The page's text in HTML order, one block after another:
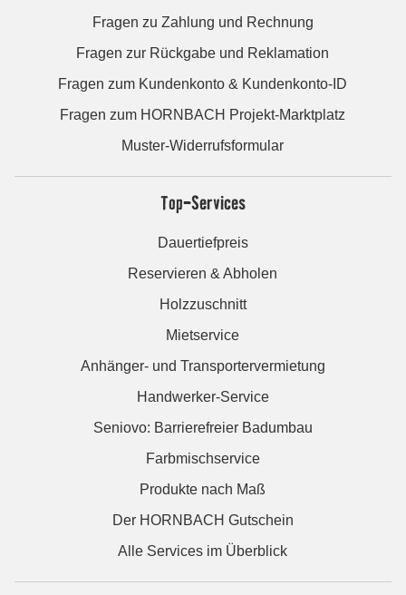
Fragen zu Zahlung und Rechnung
Fragen zur Rückgabe und Reklamation
Fragen zum Kundenkonto & Kundenkonto-ID
Fragen zum HORNBACH Projekt-Marktplatz
Muster-Widerrufsformular
Top-Services
Dauertiefpreis
Reservieren & Abholen
Holzzuschnitt
Mietservice
Anhänger- und Transportervermietung
Handwerker-Service
Seniovo: Barrierefreier Badumbau
Farbmischservice
Produkte nach Maß
Der HORNBACH Gutschein
Alle Services im Überblick